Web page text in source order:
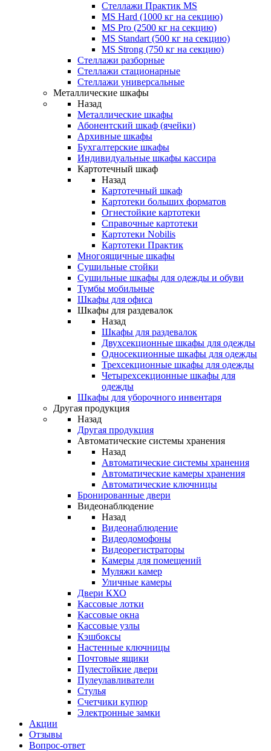
Стеллажи Практик MS
MS Hard (1000 кг на секцию)
MS Pro (2500 кг на секцию)
MS Standart (500 кг на секцию)
MS Strong (750 кг на секцию)
Стеллажи разборные
Стеллажи стационарные
Стеллажи универсальные
Металлические шкафы
Назад
Металлические шкафы
Абонентский шкаф (ячейки)
Архивные шкафы
Бухгалтерские шкафы
Индивидуальные шкафы кассира
Картотечный шкаф
Назад
Картотечный шкаф
Картотеки больших форматов
Огнестойкие картотеки
Справочные картотеки
Картотеки Nobilis
Картотеки Практик
Многоящичные шкафы
Сушильные стойки
Сушильные шкафы для одежды и обуви
Тумбы мобильные
Шкафы для офиса
Шкафы для раздевалок
Назад
Шкафы для раздевалок
Двухсекционные шкафы для одежды
Односекционные шкафы для одежды
Трехсекционные шкафы для одежды
Четырехсекционные шкафы для
одежды
Шкафы для уборочного инвентаря
Другая продукция
Назад
Другая продукция
Автоматические системы хранения
Назад
Автоматические системы хранения
Автоматические камеры хранения
Автоматические ключницы
Бронированные двери
Видеонаблюдение
Назад
Видеонаблюдение
Видеодомофоны
Видеорегистраторы
Камеры для помещений
Муляжи камер
Уличные камеры
Двери КХО
Кассовые лотки
Кассовые окна
Кассовые узлы
Кэшбоксы
Настенные ключницы
Почтовые ящики
Пулестойкие двери
Пулеулавливатели
Стулья
Счетчики купюр
Электронные замки
Акции
Отзывы
Вопрос-ответ